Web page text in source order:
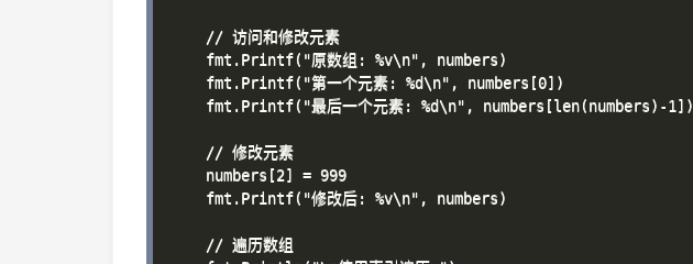
    // 访问和修改元素
    fmt.Printf("原数组: %v\n", numbers)
    fmt.Printf("第一个元素: %d\n", numbers[0])
    fmt.Printf("最后一个元素: %d\n", numbers[len(numbers)-1])
    // 修改元素
    numbers[2] = 999
    fmt.Printf("修改后: %v\n", numbers)
    // 遍历数组